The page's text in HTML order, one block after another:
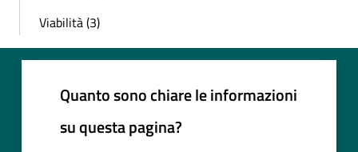
Viabilità (3)
Quanto sono chiare le informazioni
su questa pagina?